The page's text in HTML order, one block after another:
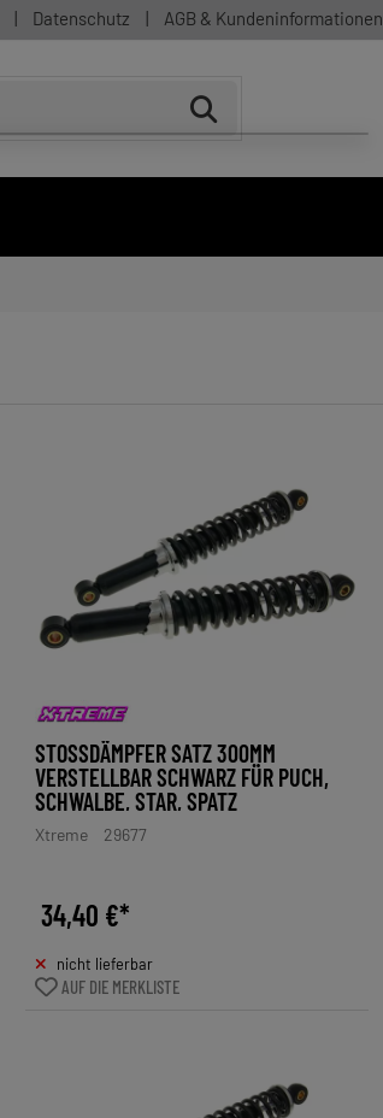
| Datenschutz | AGB & Kundeninformationen
STOSSDÄMPFER SATZ 300MM V
ERSTELLBAR SCHWARZ FÜR PUCH, S
CHWALBE, STAR, SPATZ
Xtreme 29677
34,40 €*
nicht lieferbar
AUF DIE MERKLISTE